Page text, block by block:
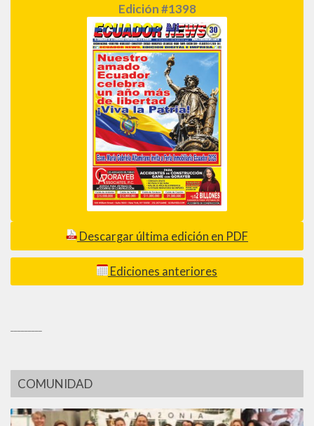
Edición #1398
Descargar última edición en PDF
Ediciones anteriores
COMUNIDAD